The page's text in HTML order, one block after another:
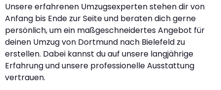
Unsere erfahrenen Umzugsexperten stehen dir von
Anfang bis Ende zur Seite und beraten dich gerne
persönlich, um ein maßgeschneidertes Angebot für
deinen Umzug von Dortmund nach Bielefeld zu
erstellen. Dabei kannst du auf unsere langjährige
Erfahrung und unsere professionelle Ausstattung
vertrauen.